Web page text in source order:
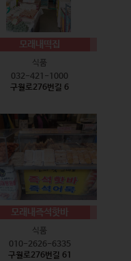
모래내떡집
식품
032-421-1000
구월로276번길 6
모래내즉석핫바
식품
010-2626-6335
구월로276번길 61